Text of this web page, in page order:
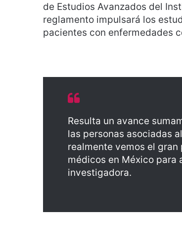
de Estudios Avanzados del
reglamento impulsará los
pacientes con enfermedades
Resulta un avance
las personas asociadas
realmente vemos el
médicos en México para
investigadora.